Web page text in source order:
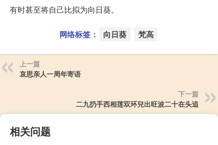
有时甚至将自己比拟为向日葵。
网络标签： 向日葵 梵高
上一篇
哀思亲人一周年寄语
下一篇
二九扔手西相莲双环兒出旺波二十在头追
相关问题